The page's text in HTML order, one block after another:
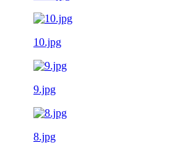
10.jpg
9.jpg
8.jpg